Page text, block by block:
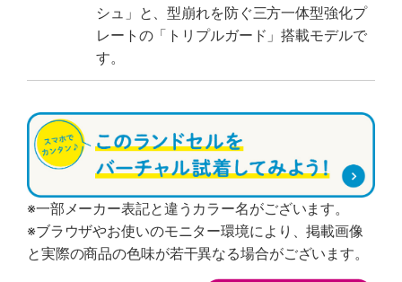
シュ」と、型崩れを防ぐ三方一体型強化プ
レートの「トリプルガード」搭載モデルで
す。
※一部メーカー表記と違うカラー名がございます。
※ブラウザやお使いのモニター環境により、掲載画像
と実際の商品の色味が若干異なる場合がございます。